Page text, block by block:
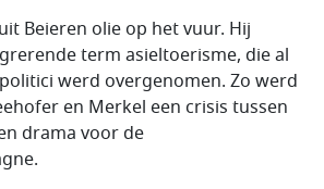
Beieren olie op het vuur. Hij
term asieltoerisme, die al
werd overgenomen. Zo werd
en Merkel een crisis tussen
drama voor de